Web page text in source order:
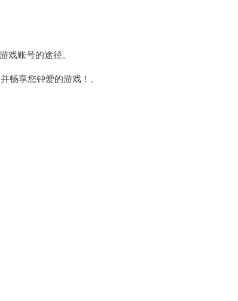
账号的途径。
享您钟爱的游戏！。